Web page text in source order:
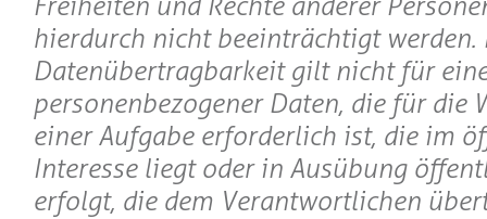
hierdurch nicht beeinträchtigt werden.
Datenübertragbarkeit gilt nicht für
personenbezogener Daten, die für die
einer Aufgabe erforderlich ist, die im
Interesse liegt oder in Ausübung
erfolgt, die dem Verantwortlichen